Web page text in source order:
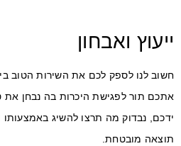
ייעוץ ואבחון
חשוב לנו לספק לכם את השירות הטוב
אתכם תור לפגישת היכרות בה נבחן את
ידכם, נבדוק מה תרצו להשיג באמצעותו
תוצאה מובטחת.